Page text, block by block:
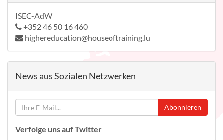
ISEC-AdW
+352 46 50 16 460
highereducation@houseoftraining.lu
News aus Sozialen Netzwerken
Abonnieren
Verfolge uns auf Twitter